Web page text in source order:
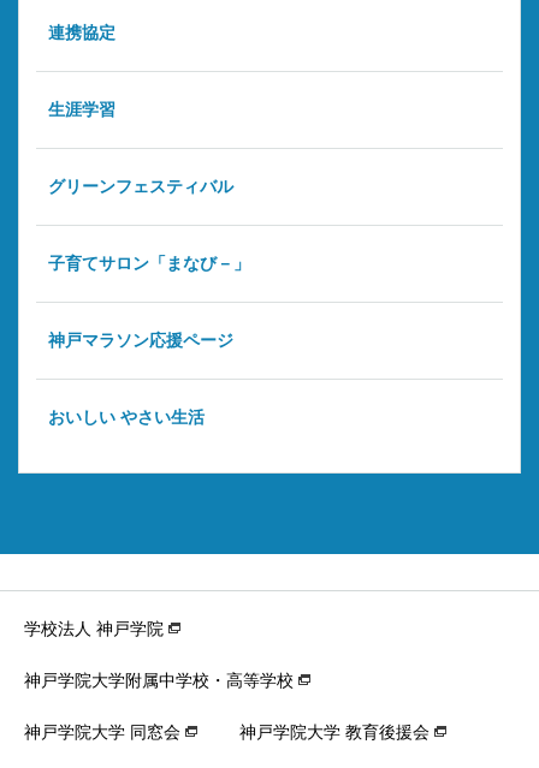
連携協定
生涯学習
グリーンフェスティバル
子育てサロン「まなび－」
神戸マラソン応援ページ
おいしい やさい生活
学校法人 神戸学院
神戸学院大学附属中学校・高等学校
神戸学院大学 同窓会 神戸学院大学 教育後援会